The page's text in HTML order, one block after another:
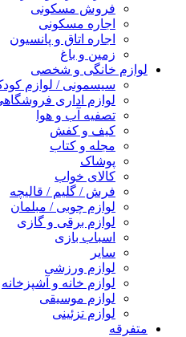
فروش مسکونی
اجاره مسکونی
اجاره اتاق و پانسیون
زمین و باغ
لوازم خانگی و شخصی
سیسمونی / لوازم کودک
لوازم اداری فروشگاهی
تصفیه آب و هوا
کیف و کفش
مجله و کتاب
پوشاک
کالای خواب
فرش / گلیم / قالیچه
لوازم چوبی / مبلمان
لوازم برقی و گازی
اسباب بازی
سایر
لوازم ورزشی
لوازم خانه و آشپزخانه
لوازم موسیقی
لوازم تزئینی
متفرقه